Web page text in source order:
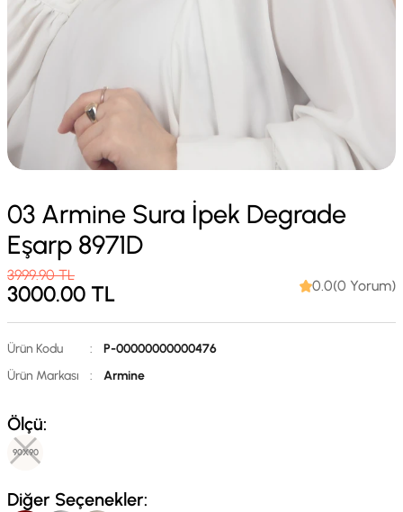
03 Armine Sura İpek Degrade
Eşarp 8971D
3999.90TL
3000.00 TL 0.0(0 Yorum)
Ürün Kodu :
P-00000000000476
Ürün Markası
: Armine
Ölçü:
90X90
Diğer Seçenekler: